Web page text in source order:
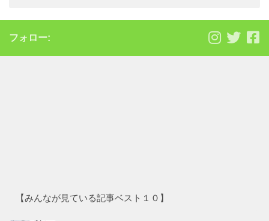
フォロー:
【みんなが見ている記事ベスト１０】